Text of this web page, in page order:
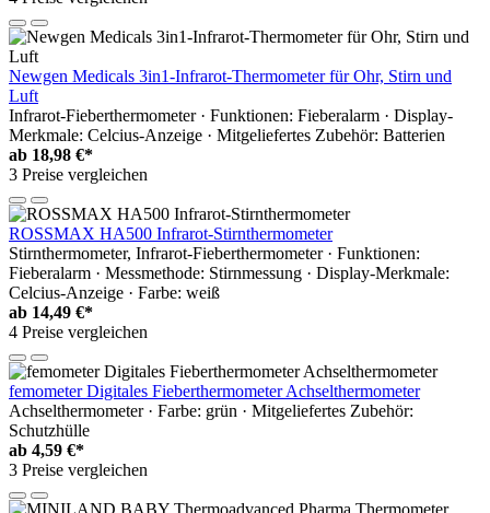
Newgen Medicals 3in1-Infrarot-Thermometer für Ohr, Stirn und
Luft
Infrarot-Fieberthermometer · Funktionen: Fieberalarm · Display-
Merkmale: Celcius-Anzeige · Mitgeliefertes Zubehör: Batterien
ab 18,98 €*
3 Preise vergleichen
ROSSMAX HA500 Infrarot-Stirnthermometer
Stirnthermometer, Infrarot-Fieberthermometer · Funktionen:
Fieberalarm · Messmethode: Stirnmessung · Display-Merkmale:
Celcius-Anzeige · Farbe: weiß
ab 14,49 €*
4 Preise vergleichen
femometer Digitales Fieberthermometer Achselthermometer
Achselthermometer · Farbe: grün · Mitgeliefertes Zubehör:
Schutzhülle
ab 4,59 €*
3 Preise vergleichen